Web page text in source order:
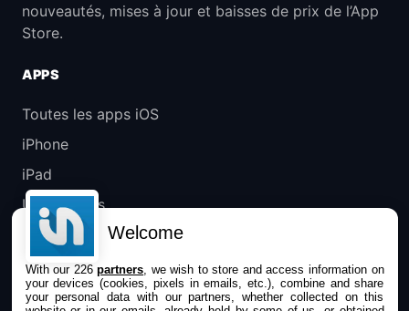
nouveautés, mises à jour et baisses de prix de l’App
Store.
APPS
Toutes les apps iOS
iPhone
iPad
Universelles
Mac
Apple TV
IPHONEADDICT
Welcome
With our 226partners , we wish to store and access information on
your devices (cookies, pixels in emails, etc.), combine and share
your personal data with our partners, whether collected on this